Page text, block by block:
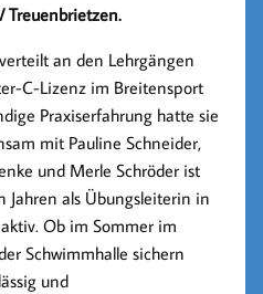
Treuenbrietzen.
an den Lehrgängen
C-Lizenz im Breitensport
Praxiserfahrung hatte sie
mit Pauline Schneider,
und Merle Schröder ist
Jahren als Übungsleiterin in
Ob im Sommer im
Schwimmhalle sichern
und